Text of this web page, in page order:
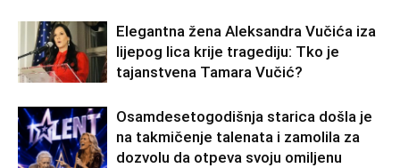
Elegantna žena Aleksandra Vučića iza
lijepog lica krije tragediju: Tko je
tajanstvena Tamara Vučić?
Osamdesetogodišnja starica došla je
na takmičenje talenata i zamolila za
dozvolu da otpeva svoju omiljenu